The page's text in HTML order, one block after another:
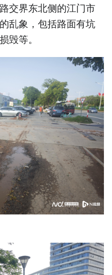
交界东北侧的江门市
乱象，包括路面有坑
毁等。